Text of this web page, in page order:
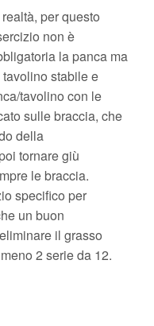
realtà, per questo
non è
la panca ma
stabile e
tavolino con le
sulle braccia, che
della
tornare giù
le braccia.
specifico per
un buon
il grasso
2 serie da 12.